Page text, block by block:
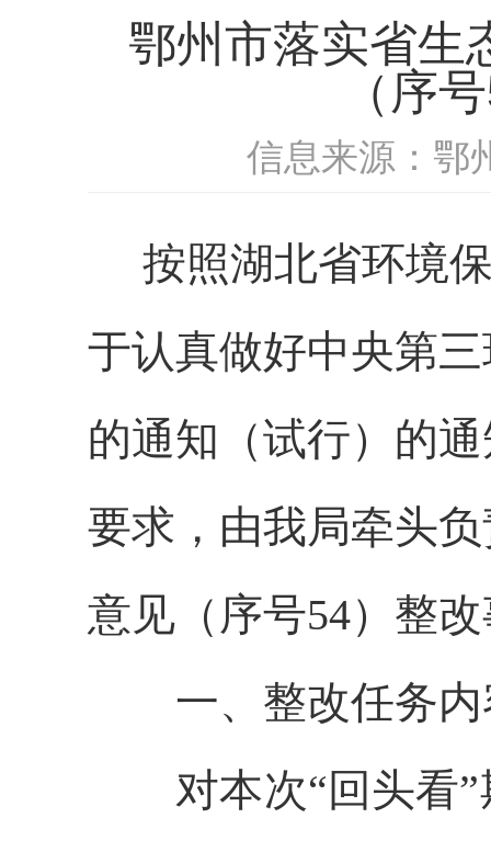
鄂州市落实省生
（序
信息来源：鄂
按照湖北省环境
于认真做好中央第
的通知（试行）的
要求，由我局牵头
意见（序号54）整
一、整改任务
对本次“回头看